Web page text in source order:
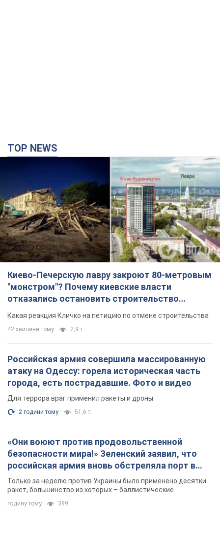
TOP NEWS
Киево-Печерскую лавру закроют 80-метровым
"монстром"? Почему киевские власти
отказались остановить строительство
небоскреба "московского верующего"
Какая реакция Кличко на петицию по отмене строительства
42 хвилини тому 2,9 т.
Российская армия совершила массированную
атаку на Одессу: горела историческая часть
города, есть пострадавшие. Фото и видео
Для террора враг применил ракеты и дроны
2 години тому 51,6 т.
«Они воюют против продовольственной
безопасности мира!» Зеленский заявил, что
российская армия вновь обстреляла порт в
Одессе
Только за неделю против Украины было применено десятки
ракет, большинство из которых – баллистические
годину тому 399